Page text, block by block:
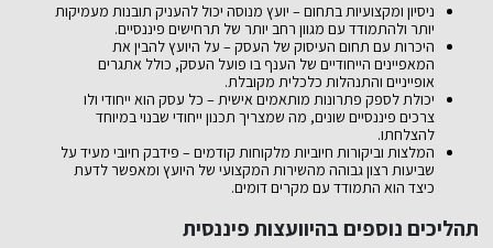
ניסיון ומקצועיות בתחום – יועץ מנוסה יכול להעניק תובנות מעמיקות
יותר ולהתמודד עם מגוון רחב יותר של תרחישים פיננסיים.
היכרות עם תחום העיסוק של העסק – על היועץ להבין את
המאפיינים הייחודיים של הענף בו פועל העסק, כולל אתגרים
אופייניים והתנהלות כלכלית מקובלת.
יכולת לספק פתרונות מותאמים אישית – כל עסק הוא ייחודי ולו
צרכים פיננסיים שונים, מה שמצריך תכנון ייחודי שבנוי במיוחד
להצלחתו.
המלצות וביקורות חיוביות מלקוחות קודמים – פידבק חיובי מעיד על
שביעות רצון גבוהה מהשירות המקצועי של היועץ ומאפשר לדעת
כיצד הוא התמודד עם מקרים דומים.
תהליכים נוספים בהיוועצות פיננסית